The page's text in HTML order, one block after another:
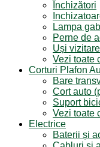
Închizători
Lampa
Perne de
Uși vizitare
Vezi toate
Corturi Plafon
Bare
Cort auto
Suport
Vezi toate
Electrice
Baterii și